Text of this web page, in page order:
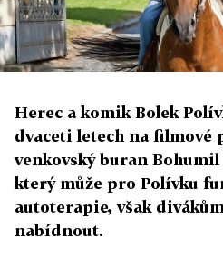
Herec a komik Bolek
dvaceti letech na filmové
venkovský buran
který může pro Polívku
autoterapie, však
nabídnout.